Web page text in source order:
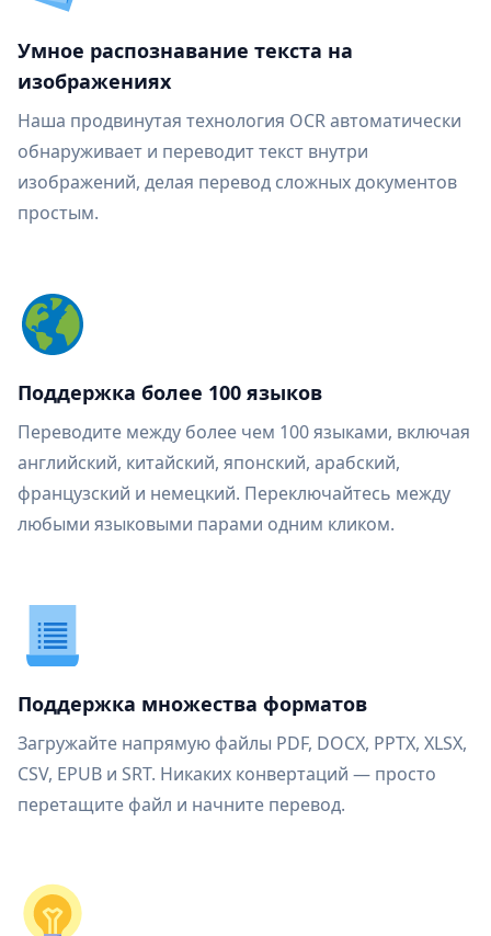
Умное распознавание текста на
изображениях
Наша продвинутая технология OCR автоматически
обнаруживает и переводит текст внутри
изображений, делая перевод сложных документов
простым.
Поддержка более 100 языков
Переводите между более чем 100 языками, включая
английский, китайский, японский, арабский,
французский и немецкий. Переключайтесь между
любыми языковыми парами одним кликом.
Поддержка множества форматов
Загружайте напрямую файлы PDF, DOCX, PPTX, XLSX,
CSV, EPUB и SRT. Никаких конвертаций — просто
перетащите файл и начните перевод.